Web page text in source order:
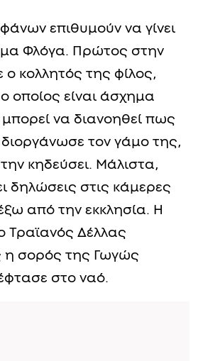
επιθυμούν να γίνει
Φλόγα. Πρώτος στην
ο κολλητός της φίλος,
οποίος είναι άσχημα
να διανοηθεί πως
τον γάμο της,
κηδεύσει. Μάλιστα,
δηλώσεις στις κάμερες
από την εκκλησία. Η
Τραϊανός Δέλλας
η σορός της Γωγώς
στο ναό.